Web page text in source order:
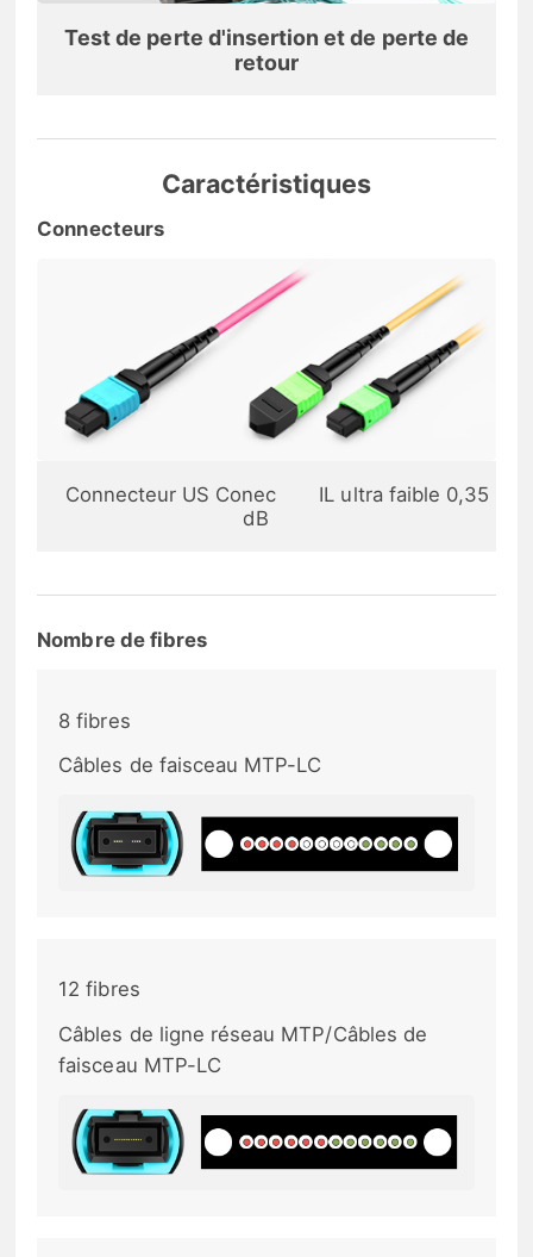
Test de perte d'insertion et de perte de
retour
Caractéristiques
Connecteurs
Connecteur US Conec
IL ultra faible 0,35
dB
Nombre de fibres
8 fibres
Câbles de faisceau MTP-LC
12 fibres
Câbles de ligne réseau MTP/Câbles de
faisceau MTP-LC